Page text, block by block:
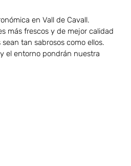
en Vall de Cavall.
más frescos y de mejor calidad
tan sabrosos como ellos.
el entorno pondrán nuestra